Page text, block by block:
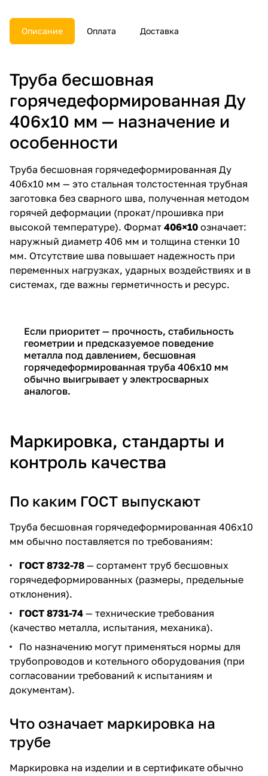
Описание Оплата Доставка
Труба бесшовная
горячедеформированная Ду
406х10 мм — назначение и
особенности
Труба бесшовная горячедеформированная Ду
406х10 мм — это стальная толстостенная трубная
заготовка без сварного шва, полученная методом
горячей деформации (прокат/прошивка при
высокой температуре). Формат 406×10 означает:
наружный диаметр 406 мм и толщина стенки 10
мм. Отсутствие шва повышает надежность при
переменных нагрузках, ударных воздействиях и в
системах, где важны герметичность и ресурс.
Если приоритет — прочность, стабильность
геометрии и предсказуемое поведение
металла под давлением, бесшовная
горячедеформированная труба 406х10 мм
обычно выигрывает у электросварных
аналогов.
Маркировка, стандарты и
контроль качества
По каким ГОСТ выпускают
Труба бесшовная горячедеформированная 406х10
мм обычно поставляется по требованиям:
ГОСТ 8732-78 — сортамент труб бесшовных
горячедеформированных (размеры, предельные
отклонения).
ГОСТ 8731-74 — технические требования
(качество металла, испытания, механика).
По назначению могут применяться нормы для
трубопроводов и котельного оборудования (при
согласовании требований к испытаниям и
документам).
Что означает маркировка на
трубе
Маркировка на изделии и в сертификате обычно